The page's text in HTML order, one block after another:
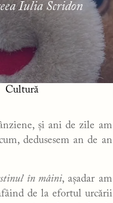
Iulia Scridon
Cultură
și ani de zile am
dedusesem an de an
în mâini, așadar am
de la efortul urcării